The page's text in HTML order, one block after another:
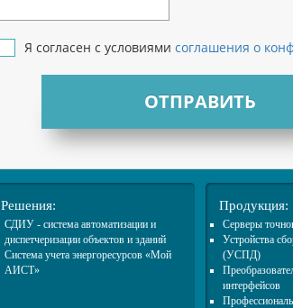
Я согласен с условиями соглашения о
ОТПРАВИТЬ
Решения:
СДИУ - система автоматизации и
диспетчеризации объектов и зданий
Система учета энергоресурсов «Мой
АИСТ»
Продукция:
Cерверы
Устройства
(УСПД)
интерфейсов